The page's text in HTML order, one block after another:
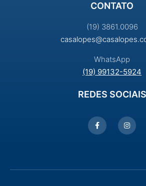
CONTATO
(19) 3861.0096
WhatsApp
(19) 99132-5924
REDES SOCIAIS